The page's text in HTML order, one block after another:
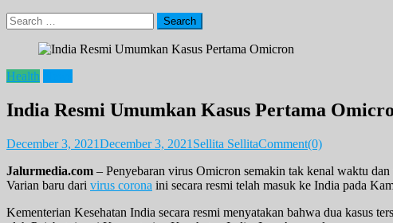
Search
for:
Health
India Resmi Umumkan Kasus Pertama
December 3, 2021December 3, 2021 Sellita SellitaComment(0)
Jalurmedia.com – Penyebaran virus Omicron semakin tak kenal waktu
Varian baru dari virus corona ini secara resmi telah masuk ke India pada
Kementerian Kesehatan India secara resmi menyatakan bahwa dua kasus